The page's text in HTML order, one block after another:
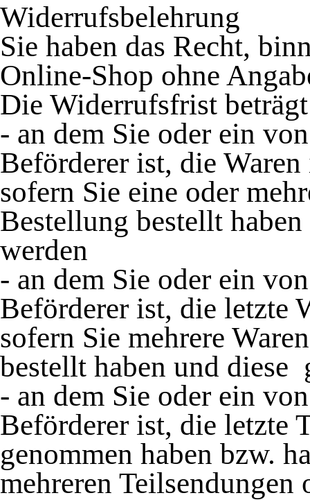
Widerrufsbelehrung
Sie haben das Recht,
Online-Shop ohne
Die Widerrufsfrist
- an dem Sie oder ein
Beförderer ist, die
sofern Sie eine oder
Bestellung bestellt
werden
- an dem Sie oder ein
Beförderer ist, die letzte
sofern Sie mehrere
bestellt haben und diese
- an dem Sie oder ein
Beförderer ist, die letzte
genommen haben bzw.
mehreren Teilsendungen